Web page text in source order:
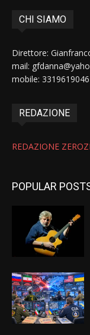
CHI SIAMO
Direttore:
mail:
mobile: 3319619046
REDAZIONE
REDAZIONE
POPULAR